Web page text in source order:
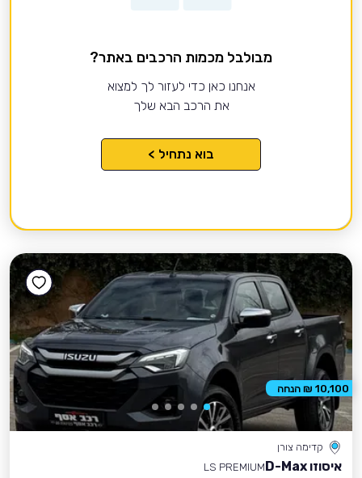
מבולבל מכמות הרכבים באתר?
אנחנו כאן כדי לעזור לך למצוא
את הרכב הבא שלך
בוא נתחיל >
קדימה צורן
איסוזו D-Max
LS PREMIUM
10,100 ₪ הנחה